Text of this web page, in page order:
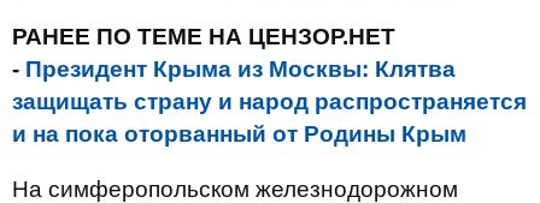
РАНЕЕ ПО ТЕМЕ НА ЦЕНЗОР.НЕТ
- Президент Крыма из Москвы: Клятва
защищать страну и народ распространяется
и на пока оторванный от Родины Крым
На симферопольском железнодорожном